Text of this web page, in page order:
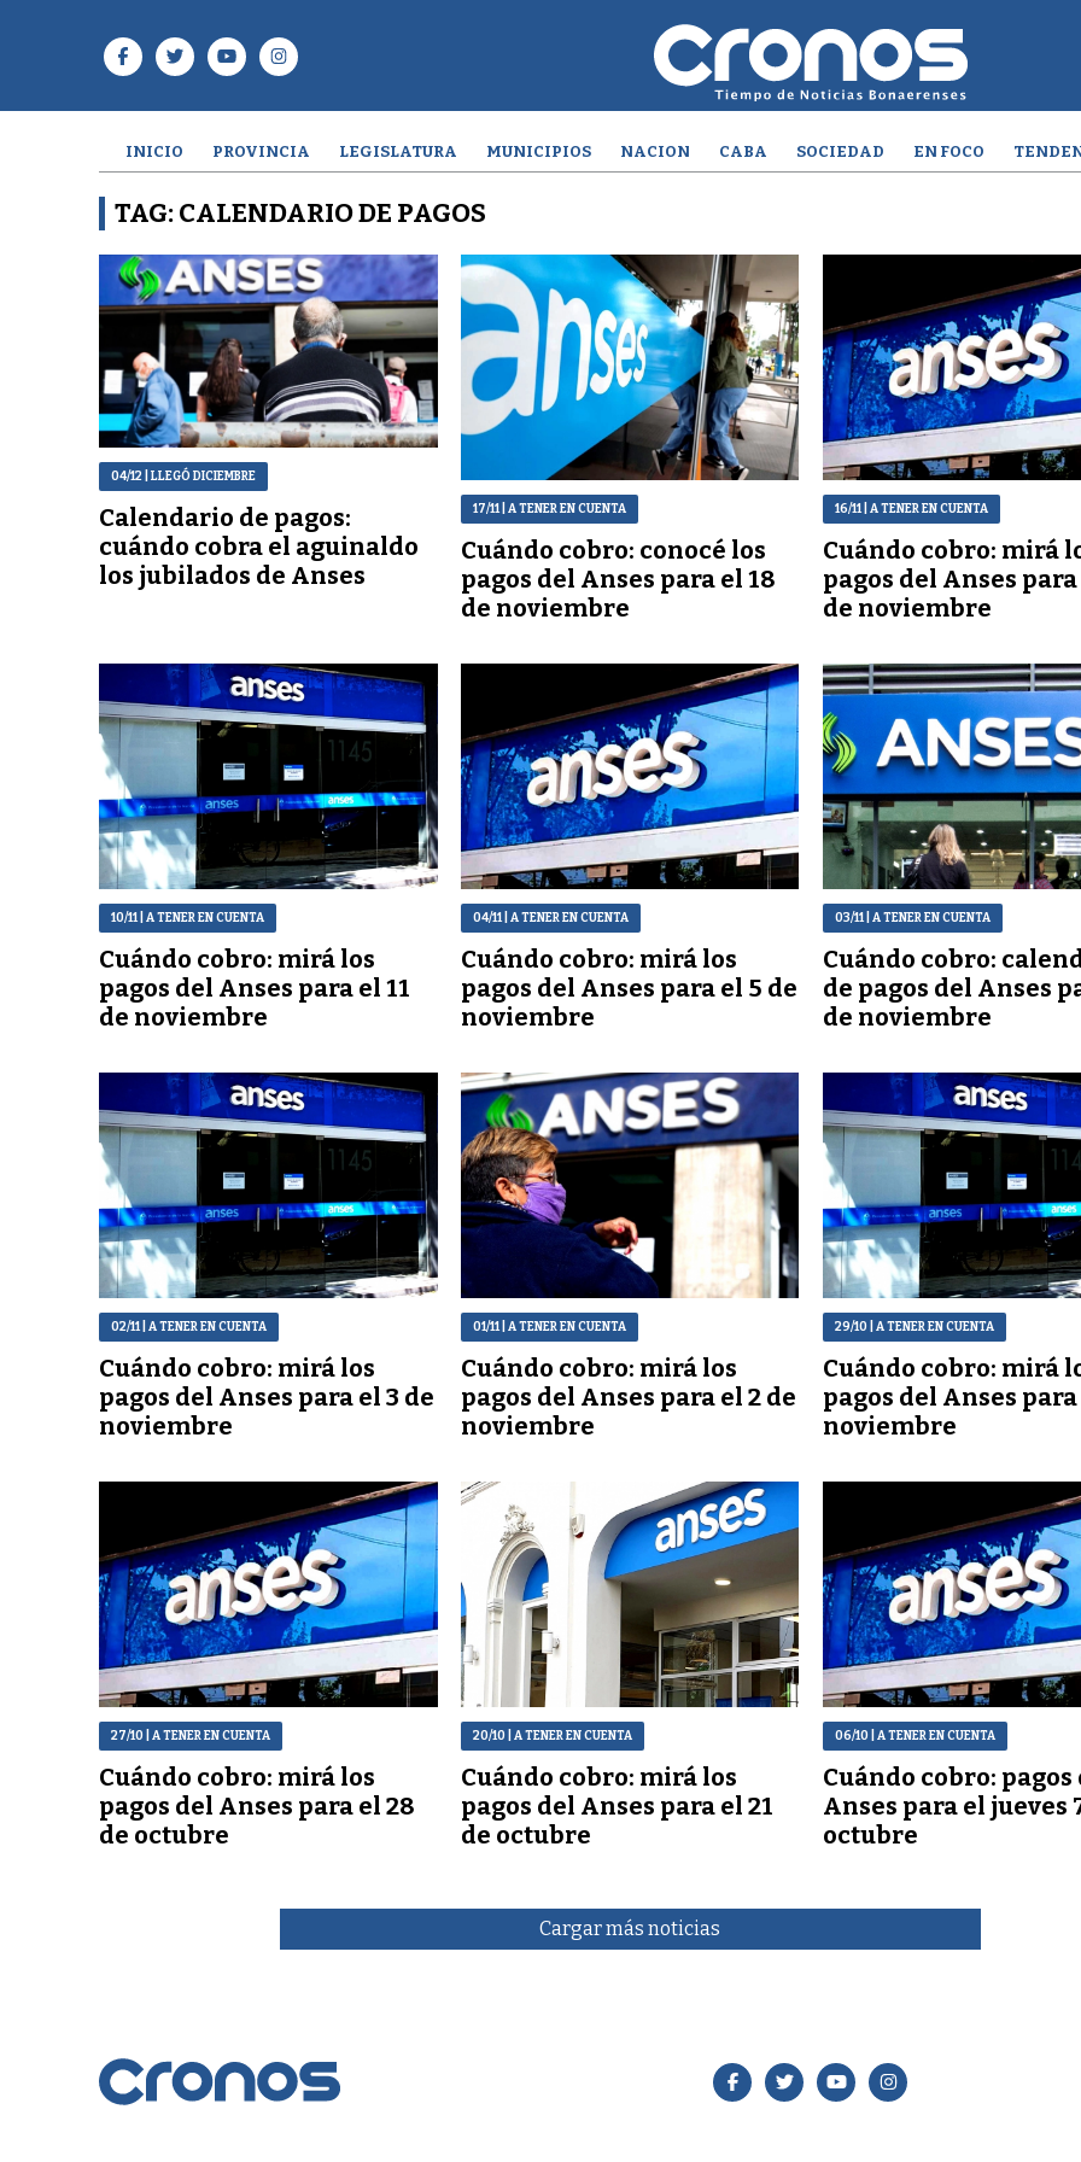
INICIO PROVINCIA LEGISLATURA MUNICIPIOS NACION CABA SOCIEDAD EN FOCO
TAG: CALENDARIO DE PAGOS
04/12 | LLEGÓ DICIEMBRE
Calendario de pagos:
cuándo cobra el aguinaldo
los jubilados de Anses
17/11| A TENER EN CUENTA
Cuándo cobro: conocé los
pagos del Anses para el 18
de noviembre
16/11| A TENER EN CUENTA
Cuándo cobro: mirá
pagos del Anses para
de noviembre
10/11| A TENER EN CUENTA
Cuándo cobro: mirá los
pagos del Anses para el 11
de noviembre
04/11| A TENER EN CUENTA
Cuándo cobro: mirá los
pagos del Anses para el 5 de
noviembre
03/11| A TENER EN CUENTA
Cuándo cobro:
de pagos del Anses
de noviembre
02/11| A TENER EN CUENTA
Cuándo cobro: mirá los
pagos del Anses para el 3 de
noviembre
01/11| A TENER EN CUENTA
Cuándo cobro: mirá los
pagos del Anses para el 2 de
noviembre
29/10 | A TENER EN CUENTA
Cuándo cobro: mirá
pagos del Anses para
noviembre
27/10 | A TENER EN CUENTA
Cuándo cobro: mirá los
pagos del Anses para el 28
de octubre
20/10 | A TENER EN CUENTA
Cuándo cobro: mirá los
pagos del Anses para el 21
de octubre
06/10 | A TENER EN CUENTA
Cuándo cobro: pagos
Anses para el jueves
octubre
Cargar más noticias